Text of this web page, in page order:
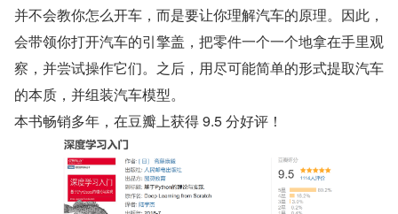
并不会教你怎么开车，而是要让你理解汽车的原理。因此，
会带领你打开汽车的引擎盖，把零件一个一个地拿在手里观
察，并尝试操作它们。之后，用尽可能简单的形式提取汽车
的本质，并组装汽车模型。
本书畅销多年，在豆瓣上获得 9.5 分好评！